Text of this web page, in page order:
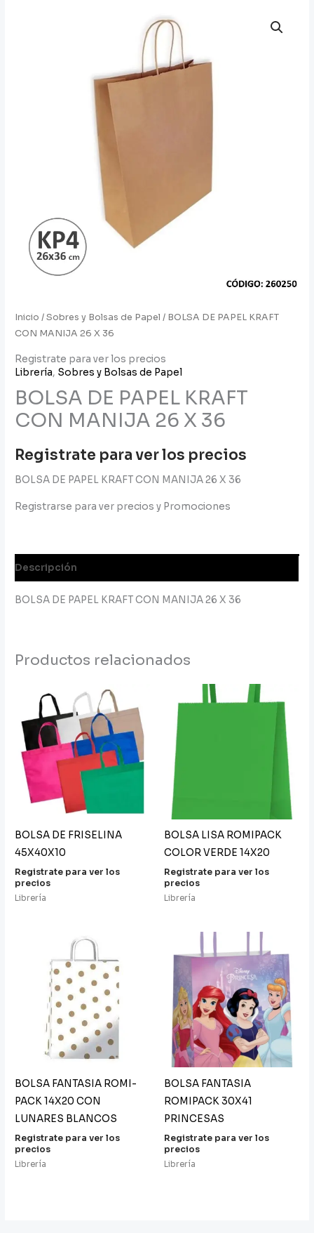
Inicio /Sobres y Bolsas de Papel / BOLSA DE PAPEL KRAFT
CON MANIJA 26 X 36
Registrate para ver los precios
Librería, Sobres y Bolsas de Papel
BOLSA DE PAPEL KRAFT
CON MANIJA 26 X 36
Registrate para ver los precios
BOLSA DE PAPEL KRAFT CON MANIJA 26 X 36
Registrarse para ver precios y Promociones
Descripción
BOLSA DE PAPEL KRAFT CON MANIJA 26 X 36
Productos relacionados
BOLSA DE FRISELINA
45X40X10
Registrate para ver los
precios
Librería
BOLSA LISA ROMIPACK
COLOR VERDE 14X20
Registrate para ver los
precios
Librería
BOLSA FANTASIA ROMI-
PACK 14X20 CON
LUNARES BLANCOS
Registrate para ver los
precios
Librería
BOLSA FANTASIA
ROMIPACK 30X41
PRINCESAS
Registrate para ver los
precios
Librería